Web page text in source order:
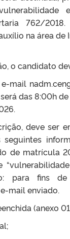
762/
na área de
o candidato
mail
das 8:00h
deve ser
de matrícula
para fins
mail enviado.
(anexo